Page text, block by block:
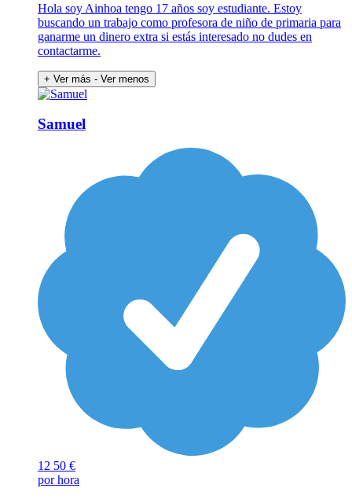
Hola soy Ainhoa tengo 17 años soy estudiante. Estoy
buscando un trabajo como profesora de niño de primaria para
ganarme un dinero extra si estás interesado no dudes en
contactarme.
+ Ver más - Ver menos
Samuel
12 50 €
por hora